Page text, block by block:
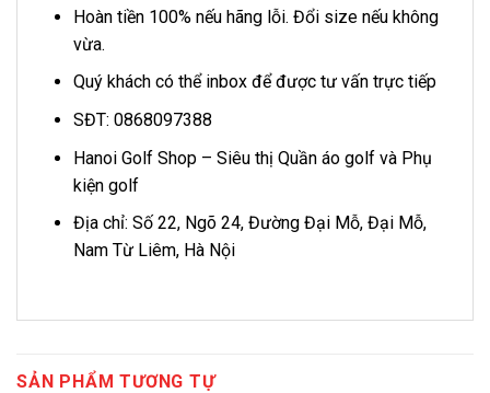
Hoàn tiền 100% nếu hãng lỗi. Đổi size nếu không
vừa.
Quý khách có thể inbox để được tư vấn trực tiếp
SĐT: 0868097388
Hanoi Golf Shop – Siêu thị Quần áo golf và Phụ
kiện golf
Địa chỉ: Số 22, Ngõ 24, Đường Đại Mỗ, Đại Mỗ,
Nam Từ Liêm, Hà Nội
SẢN PHẨM TƯƠNG TỰ